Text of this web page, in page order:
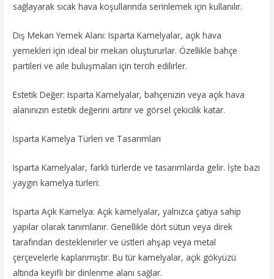
sağlayarak sıcak hava koşullarında serinlemek için kullanılır.
Dış Mekan Yemek Alanı: Isparta Kamelyalar, açık hava
yemekleri için ideal bir mekan oluştururlar. Özellikle bahçe
partileri ve aile buluşmaları için tercih edilirler.
Estetik Değer: Isparta Kamelyalar, bahçenizin veya açık hava
alanınızın estetik değerini artırır ve görsel çekicilik katar.
Isparta Kamelya Türleri ve Tasarımları
Isparta Kamelyalar, farklı türlerde ve tasarımlarda gelir. İşte bazı
yaygın kamelya türleri:
Isparta Açık Kamelya: Açık kamelyalar, yalnızca çatıya sahip
yapılar olarak tanımlanır. Genellikle dört sütun veya direk
tarafından desteklenirler ve üstleri ahşap veya metal
çerçevelerle kaplanmıştır. Bu tür kamelyalar, açık gökyüzü
altında keyifli bir dinlenme alanı sağlar.